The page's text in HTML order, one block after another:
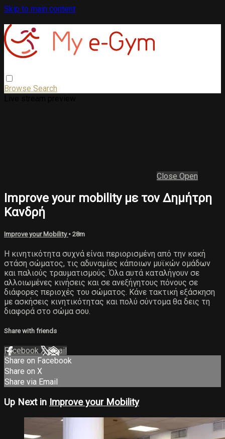
Skip to main content
Browse Search
Close Open
Improve your mobility με τον Δημήτρη
Κανδρή
Improve your Mobility • 28m
Η κινητικότητα συχνά είναι περιορισμένη από την κακή
στάση σώματος, τις αδυναμίες κάποιων μυϊκών ομάδων
και παλιούς τραυματισμούς. Όλα αυτά καταλήγουν σε
αλλοιωμένες κινήσεις και σε ανεξήγητους πόνους σε
διάφορες περιοχές του σώματος. Κάνε τακτική εξάσκηση
με ασκήσεις κινητικότητας και πολύ σύντομα θα δεις τη
διαφορά στο σώμα σου.
Share with friends
Facebook XEmail
Share on Facebook
Share on X
Share via Email
Up Next in Improve your Mobility